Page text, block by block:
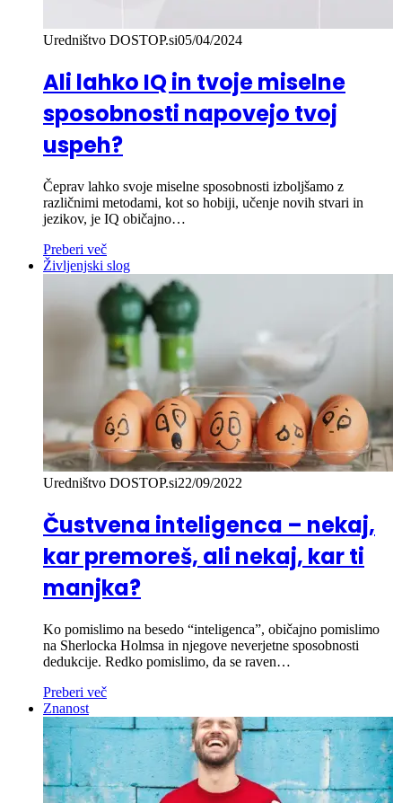
Uredništvo DOSTOP.si05/04/2024
Ali lahko IQ in tvoje miselne
sposobnosti napovejo tvoj
uspeh?
Čeprav lahko svoje miselne sposobnosti izboljšamo z
različnimi metodami, kot so hobiji, učenje novih stvari in
jezikov, je IQ običajno…
Preberi več
Življenjski slog
Uredništvo DOSTOP.si22/09/2022
Čustvena inteligenca – nekaj,
kar premoreš, ali nekaj, kar ti
manjka?
Ko pomislimo na besedo “inteligenca”, običajno pomislimo
na Sherlocka Holmsa in njegove neverjetne sposobnosti
dedukcije. Redko pomislimo, da se raven…
Preberi več
Znanost